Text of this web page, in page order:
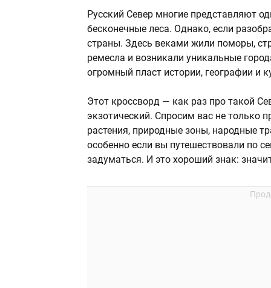
Русский Север многие представляют
бесконечные леса. Однако, если
страны. Здесь веками жили поморы,
ремесла и возникали уникальные
огромный пласт истории, географии и
Этот кроссворд — как раз про такой
экзотический. Спросим вас не только
растения, природные зоны, народные
особенно если вы путешествовали по
задуматься. И это хороший знак: